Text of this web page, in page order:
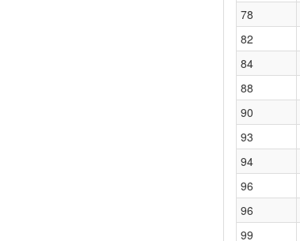
78
82
84
88
90
93
94
96
96
99